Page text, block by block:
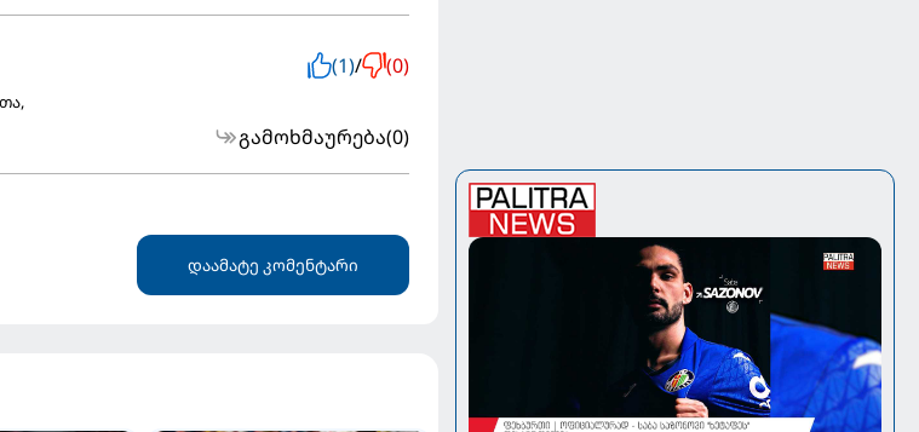
(1)/ (0)
გამოხმაურება(0)
დაამატე კომენტარი